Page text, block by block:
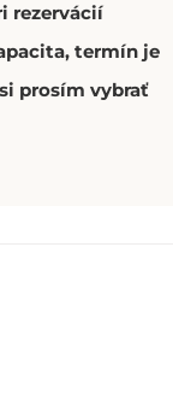
rezervácií
termín je
prosím vybrať